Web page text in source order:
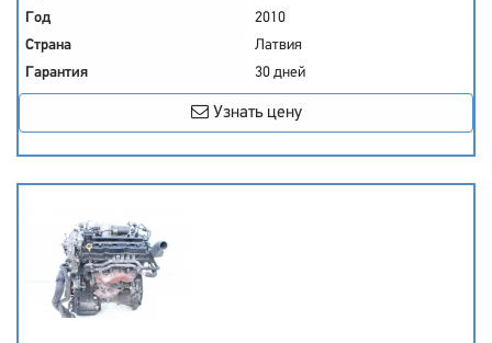
Год
2010
Страна
Латвия
Гарантия
30 дней
Узнать цену